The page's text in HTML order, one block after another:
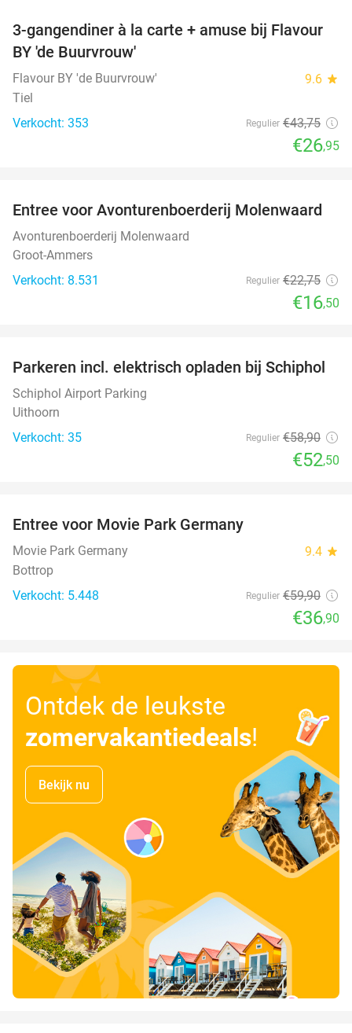
38%
3-gangendiner à la carte + amuse bij Flavour
BY 'de Buurvrouw'
Flavour BY 'de Buurvrouw' 9.6 star
Tiel
Verkocht: 353
Regulier €43,75
€26,95
27%
Entree voor Avonturenboerderij Molenwaard
Avonturenboerderij Molenwaard
Groot-Ammers
Verkocht: 8.531
Regulier €22,75
€16,50
11%
Parkeren incl. elektrisch opladen bij Schiphol
Schiphol Airport Parking
Uithoorn
Verkocht: 35
Regulier €58,90
€52,50
Entree voor Movie Park Germany
Movie Park Germany 9.4 star
Bottrop
Verkocht: 5.448
Regulier €59,90
€36,90
Ontdek de leukste
zomervakantiedeals!
Bekijk nu